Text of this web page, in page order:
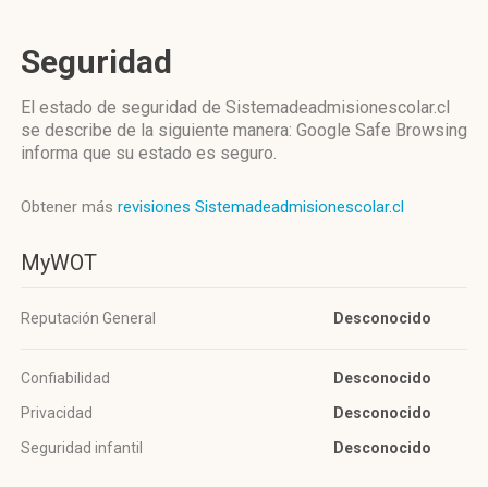
Seguridad
El estado de seguridad de Sistemadeadmisionescolar.cl
se describe de la siguiente manera: Google Safe Browsing
informa que su estado es seguro.
Obtener más revisiones Sistemadeadmisionescolar.cl
MyWOT
Reputación General Desconocido
Confiabilidad
Desconocido
Privacidad
Desconocido
Seguridad infantil
Desconocido